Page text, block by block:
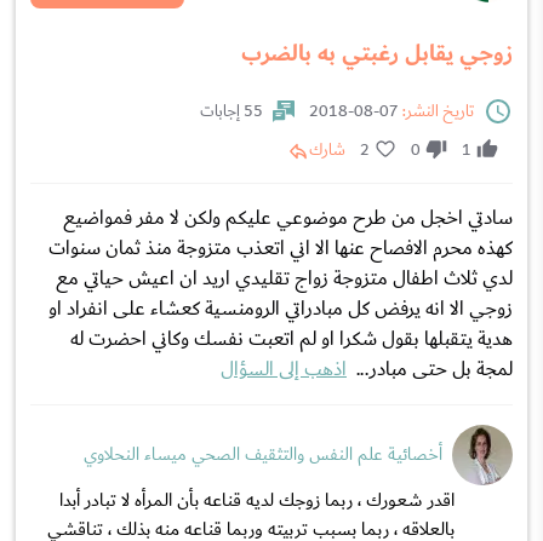
زوجي يقابل رغبتي به بالضرب
تاريخ النشر:
55 إجابات
1
0
2 شارك
سادتي اخجل من طرح موضوعي عليكم ولكن لا مفر فمواضيع
كهذه محرم الافصاح عنها الا اني اتعذب متزوجة منذ ثمان سنوات
لدي ثلاث اطفال متزوجة زواج تقليدي اريد ان اعيش حياتي مع
زوجي الا انه يرفض كل مبادراتي الرومنسية كعشاء على انفراد او
هدية يتقبلها بقول شكرا او لم اتعبت نفسك وكاني احضرت له
لمجة بل حتى مبادر... اذهب إلى السؤال
أخصائية علم النفس والتثقيف الصحي ميساء النحلاوي
اقدر شعورك ، ربما زوجك لديه قناعه بأن المرأه لا تبادر أبدا
بالعلاقه ، ربما بسبب تربيته وربما قناعه منه بذلك ، تناقشي